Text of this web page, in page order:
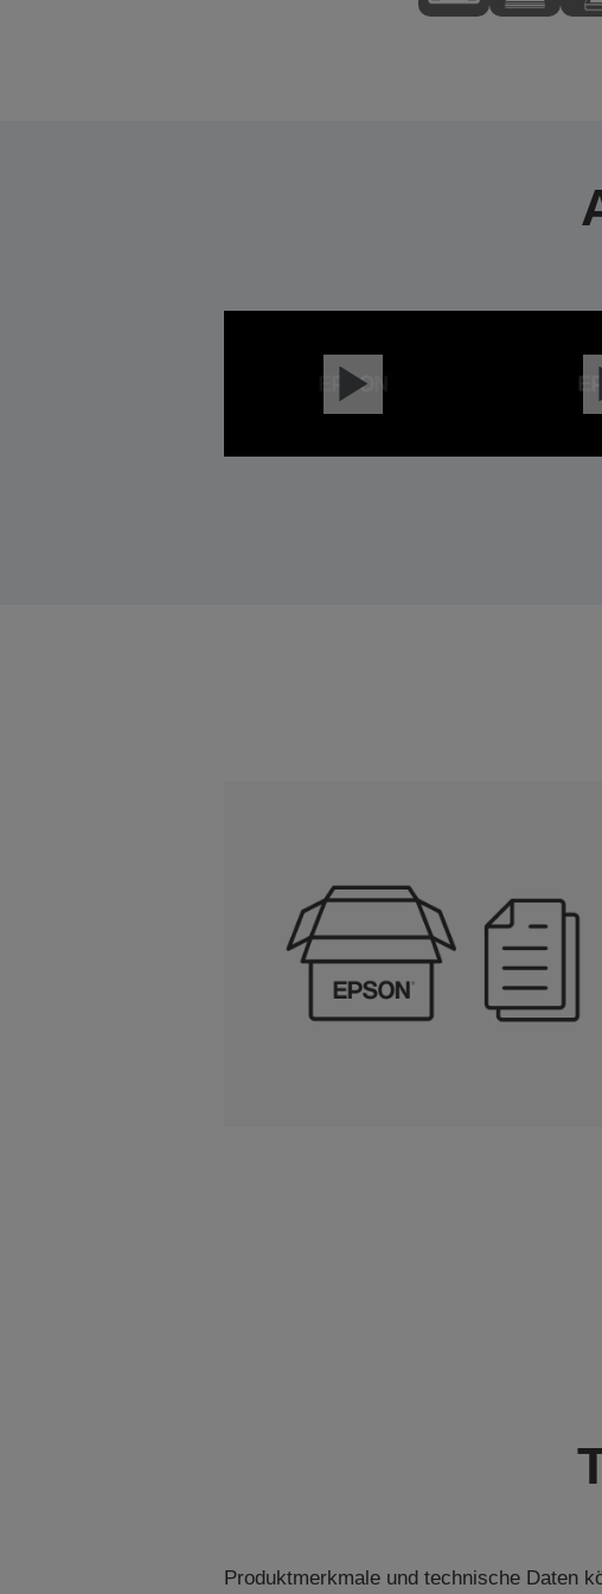
Produktmerkmale und technische Daten